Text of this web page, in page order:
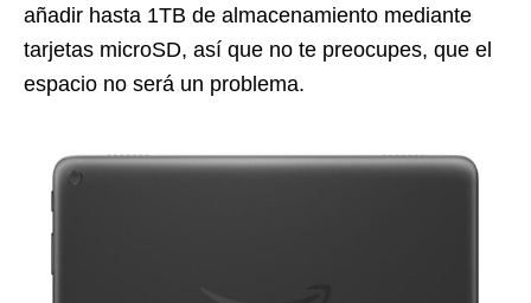
añadir hasta 1TB de almacenamiento mediante
tarjetas microSD, así que no te preocupes, que el
espacio no será un problema.